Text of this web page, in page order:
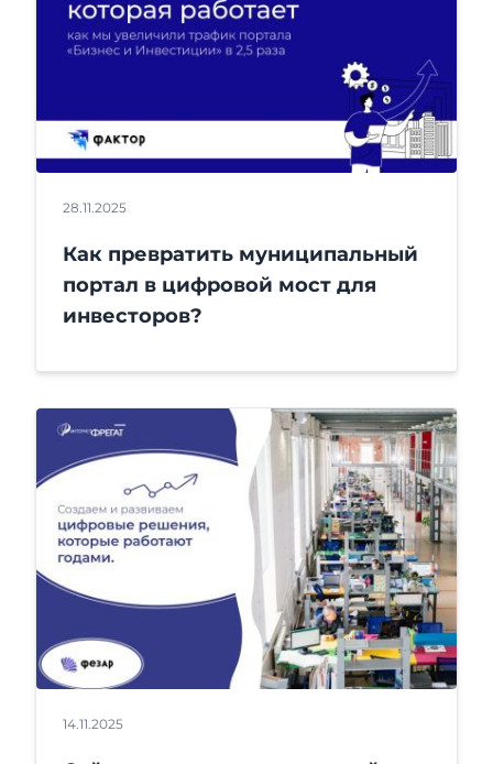
28.11.2025
Как превратить муниципальный
портал в цифровой мост для
инвесторов?
14.11.2025